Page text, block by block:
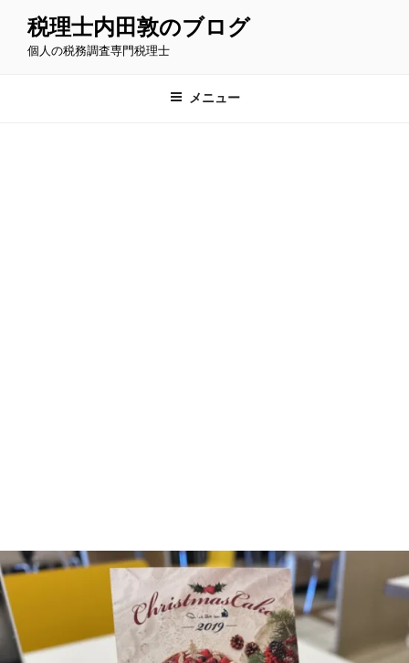
税理士内田敦のブログ
個人の税務調査専門税理士
メニュー